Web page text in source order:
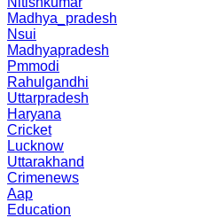
Madhya_pradesh
Nsui
Madhyapradesh
Pmmodi
Rahulgandhi
Uttarpradesh
Haryana
Cricket
Lucknow
Uttarakhand
Crimenews
Aap
Education